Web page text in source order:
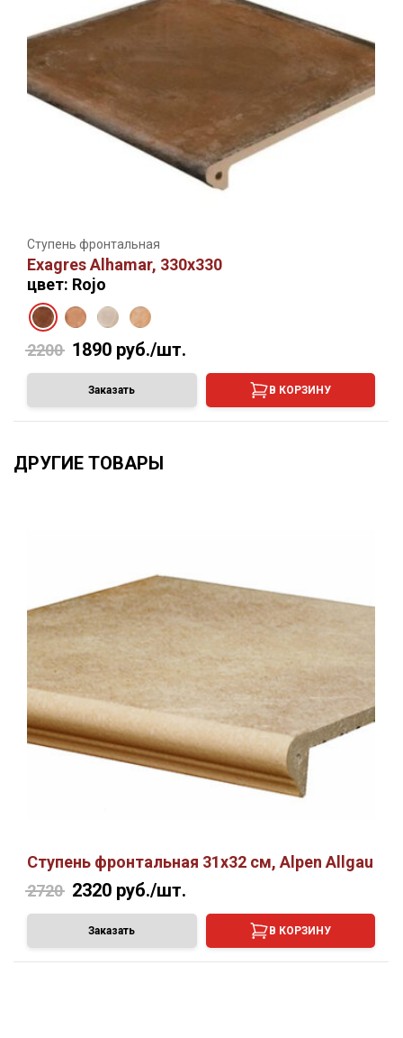
Ступень фронтальная
Exagres Alhamar, 330х330
цвет: Rojo
2200 1890 руб./шт.
Заказать В КОРЗИНУ
ДРУГИЕ ТОВАРЫ
Ступень фронтальная 31х32 см, Alpen Allgau
2720 2320 руб./шт.
Заказать В КОРЗИНУ